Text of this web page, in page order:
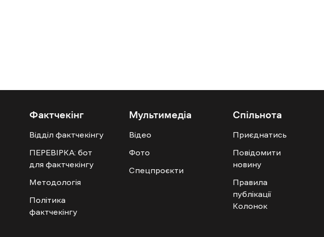
Фактчекінг
Відділ фактчекінгу
ПЕРЕВІРКА: бот
для фактчекінгу
Методологія
Політика
фактчекінгу
Мультимедіа
Відео
Фото
Спецпроєкти
Спільнота
Приєднатись
Повідомити
новину
Правила
публікації
Колонок